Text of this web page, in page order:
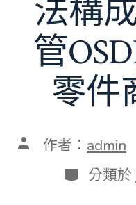
法構
管
零件
文 作者： admin
分
類
分類於